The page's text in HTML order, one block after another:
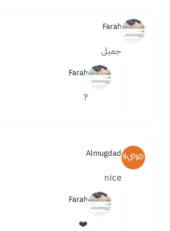
Farah
جميل
Farah
?
Almugdad
nice
Farah
❤️